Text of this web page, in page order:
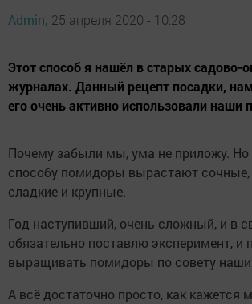
Admin, 25 апреля 2020 - 10:28
Этот способ я нашёл в старых садово-
журналах. Данный рецепт посадки,
его очень активно использовали наши
Почему забыли мы, ума не приложу.
способу помидоры вырастают
сладкие и крупные.
Год наступивший, очень сложный, и в
обязательно поставлю эксперимент, и
выращивать помидоры по совету
А всё достаточно просто, как кажется